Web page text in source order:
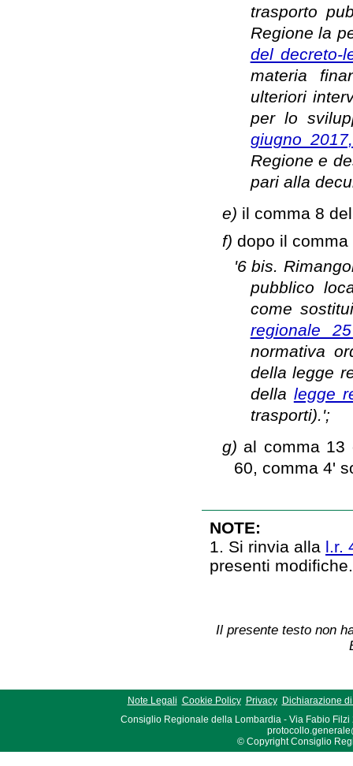
trasporto
Regione la
del decreto-
materia
ulteriori
per lo
giugno
Regione e
pari alla
e) il comma 8
f) dopo il
'6 bis.
pubblico
come
regionale
normativa
della legge
della legge
trasporti).';
g) al comma 13
60, comma 4'
NOTE:
1. Si rinvia alla l.r.
presenti
Il presente testo non
Note Legali Cookie Policy Privacy
Dichiarazione
Consiglio Regionale della Lombardia - Via Fabio Filzi
© Copyright Consiglio